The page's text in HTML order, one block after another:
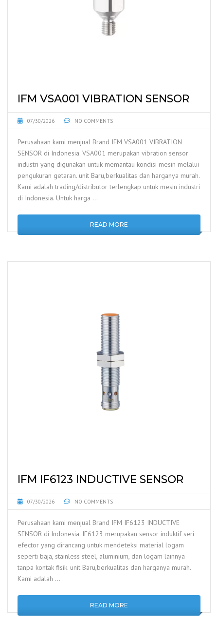
IFM VSA001 VIBRATION SENSOR
07/30/2026 NO COMMENTS
Perusahaan kami menjual Brand IFM VSA001 VIBRATION
SENSOR di Indonesia. VSA001 merupakan vibration sensor
industri yang digunakan untuk memantau kondisi mesin melalui
pengukuran getaran. unit Baru,berkualitas dan harganya murah.
Kami adalah trading/distributor terlengkap untuk mesin industri
di Indonesia. Untuk harga …
READ MORE
IFM IF6123 INDUCTIVE SENSOR
07/30/2026 NO COMMENTS
Perusahaan kami menjual Brand IFM IF6123 INDUCTIVE
SENSOR di Indonesia. IF6123 merupakan sensor induktif seri
efector yang dirancang untuk mendeteksi material logam
seperti baja, stainless steel, aluminium, dan logam lainnya
tanpa kontak fisik. unit Baru,berkualitas dan harganya murah.
Kami adalah …
READ MORE